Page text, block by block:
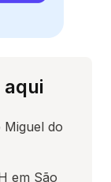
Miguel do
em São